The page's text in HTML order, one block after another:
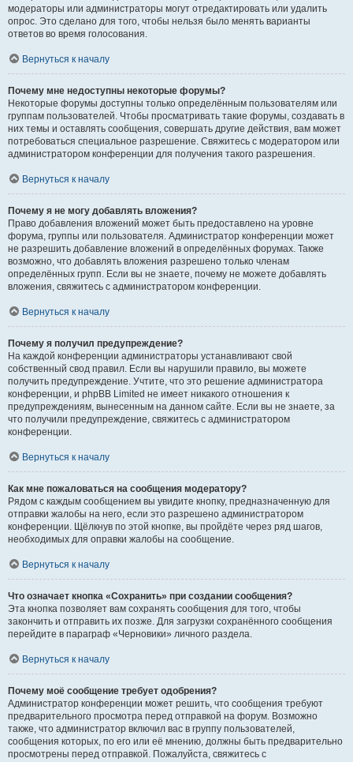
модераторы или администраторы могут отредактировать или удалить
опрос. Это сделано для того, чтобы нельзя было менять варианты
ответов во время голосования.
Вернуться к началу
Почему мне недоступны некоторые форумы?
Некоторые форумы доступны только определённым пользователям или
группам пользователей. Чтобы просматривать такие форумы, создавать в
них темы и оставлять сообщения, совершать другие действия, вам может
потребоваться специальное разрешение. Свяжитесь с модератором или
администратором конференции для получения такого разрешения.
Вернуться к началу
Почему я не могу добавлять вложения?
Право добавления вложений может быть предоставлено на уровне
форума, группы или пользователя. Администратор конференции может
не разрешить добавление вложений в определённых форумах. Также
возможно, что добавлять вложения разрешено только членам
определённых групп. Если вы не знаете, почему не можете добавлять
вложения, свяжитесь с администратором конференции.
Вернуться к началу
Почему я получил предупреждение?
На каждой конференции администраторы устанавливают свой
собственный свод правил. Если вы нарушили правило, вы можете
получить предупреждение. Учтите, что это решение администратора
конференции, и phpBB Limited не имеет никакого отношения к
предупреждениям, вынесенным на данном сайте. Если вы не знаете, за
что получили предупреждение, свяжитесь с администратором
конференции.
Вернуться к началу
Как мне пожаловаться на сообщения модератору?
Рядом с каждым сообщением вы увидите кнопку, предназначенную для
отправки жалобы на него, если это разрешено администратором
конференции. Щёлкнув по этой кнопке, вы пройдёте через ряд шагов,
необходимых для оправки жалобы на сообщение.
Вернуться к началу
Что означает кнопка «Сохранить» при создании сообщения?
Эта кнопка позволяет вам сохранять сообщения для того, чтобы
закончить и отправить их позже. Для загрузки сохранённого сообщения
перейдите в параграф «Черновики» личного раздела.
Вернуться к началу
Почему моё сообщение требует одобрения?
Администратор конференции может решить, что сообщения требуют
предварительного просмотра перед отправкой на форум. Возможно
также, что администратор включил вас в группу пользователей,
сообщения которых, по его или её мнению, должны быть предварительно
просмотрены перед отправкой. Пожалуйста, свяжитесь с